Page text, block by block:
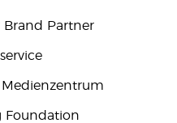
Brand Partner
Medienzentrum
Foundation